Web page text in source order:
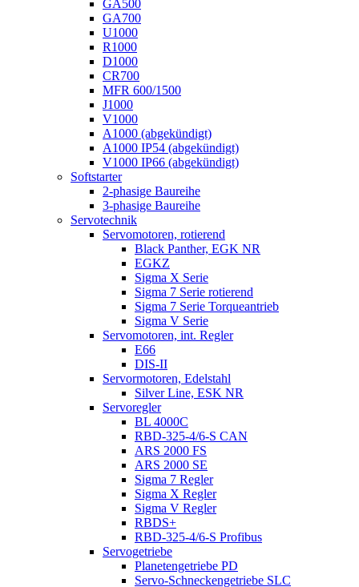
GA500
GA700
U1000
R1000
D1000
CR700
MFR 600/1500
J1000
V1000
A1000 (abgekündigt)
A1000 IP54 (abgekündigt)
V1000 IP66 (abgekündigt)
Softstarter
2-phasige Baureihe
3-phasige Baureihe
Servotechnik
Servomotoren, rotierend
Black Panther, EGK NR
EGKZ
Sigma X Serie
Sigma 7 Serie rotierend
Sigma 7 Serie Torqueantrieb
Sigma V Serie
Servomotoren, int. Regler
E66
DIS-II
Servormotoren, Edelstahl
Silver Line, ESK NR
Servoregler
BL 4000C
RBD-325-4/6-S CAN
ARS 2000 FS
ARS 2000 SE
Sigma 7 Regler
Sigma X Regler
Sigma V Regler
RBDS+
RBD-325-4/6-S Profibus
Servogetriebe
Planetengetriebe PD
Servo-Schneckengetriebe SLC